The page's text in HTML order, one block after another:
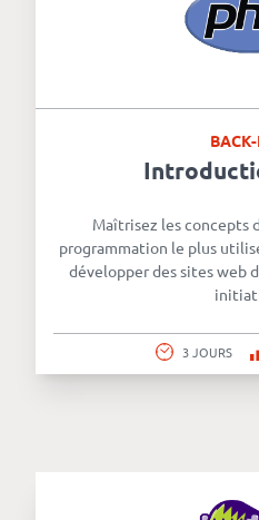
Maîtrisez les concepts
programmation le plus
développer des sites web
3 JOURS